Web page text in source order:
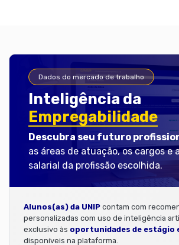
Dados do mercado de trabalho
Inteligência da
Empregabilidade
Descubra seu futuro
as áreas de atuação, os cargos e
salarial da profissão escolhida.
Alunos(as) da UNIP contam com
personalizadas com uso de inteligência
exclusivo às oportunidades de estágio
disponíveis na plataforma.